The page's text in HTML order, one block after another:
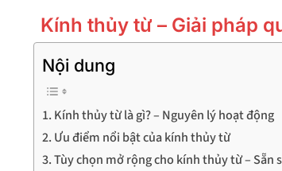
Kính thủy từ – Giải pháp
Nội dung
Kính thủy từ là gì? – Nguyên lý hoạt động
Ưu điểm nổi bật của kính thủy từ
Tùy chọn mở rộng cho kính thủy từ – Sẵn